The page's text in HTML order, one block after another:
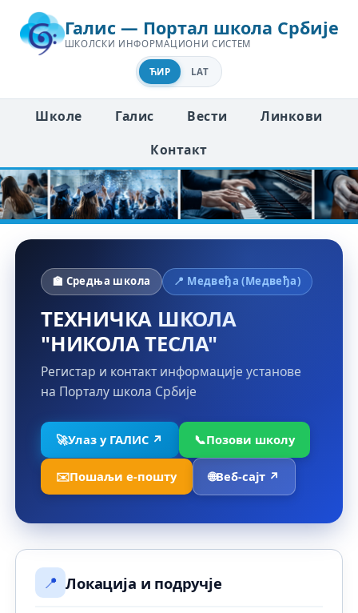
Галис — Портал школа Србије
ШКОЛСКИ ИНФОРМАЦИОНИ СИСТЕМ
ЋИР LAT
Школе Галис Вести
Линкови
Контакт
🏫 Средња школа 📍 Медвеђа (Медвеђа)
ТЕХНИЧКА ШКОЛА
"НИКОЛА ТЕСЛА"
Регистар и контакт информације установе
на Порталу школа Србије
🚀Улаз у ГАЛИС ↗ 📞Позови школу
✉️Пошаљи е-пошту 🌐Веб-сајт ↗
📍 Локација и подручје